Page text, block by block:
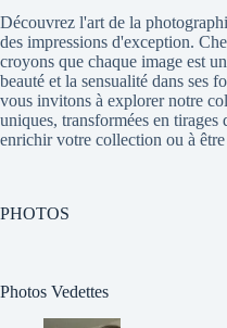
Découvrez l'art de la
des impressions d'exception.
croyons que chaque image est
beauté et la sensualité dans ses
vous invitons à explorer notre
uniques, transformées en tirages
enrichir votre collection ou à
PHOTOS
Photos Vedettes